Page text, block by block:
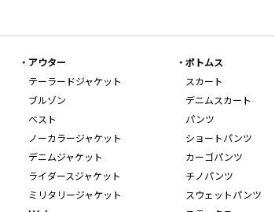
アウター
テーラードジャケット
ブルゾン
ベスト
ノーカラージャケット
デニムジャケット
ライダースジャケット
ミリタリージャケット
ボトムス
スカート
デニムスカート
パンツ
ショートパンツ
カーゴパンツ
チノパンツ
スウェットパンツ